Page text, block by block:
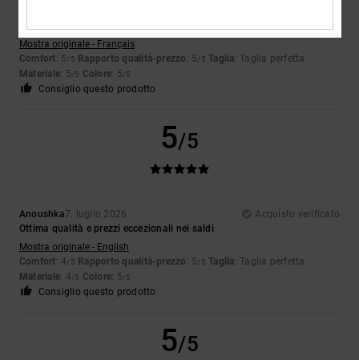
Mostra originale - Français
Comfort: 5/5 Rapporto qualità-prezzo : 5/5 Taglia: Taglia perfetta
Materiale: 5/5 Colore: 5/5
Consiglio questo prodotto
5/5
Anoushka7. luglio 2026
Acquisto verificato
Ottima qualità e prezzi eccezionali nei saldi
Mostra originale - English
Comfort: 4/5 Rapporto qualità-prezzo : 5/5 Taglia: Taglia perfetta
Materiale: 4/5 Colore: 5/5
Consiglio questo prodotto
5/5